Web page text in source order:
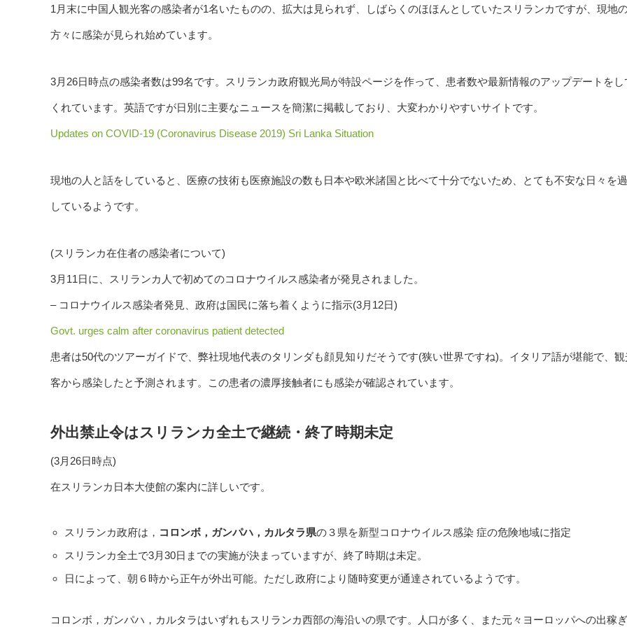
1月末に中国人観光客の感染者が1名いたものの、拡大は見られず、しばらくのほほんとしていたスリランカですが、現地
方々に感染が見られ始めています。
3月26日時点の感染者数は99名です。スリランカ政府観光局が特設ページを作って、患者数や最新情報のアップデートをし
くれています。英語ですが日別に主要なニュースを簡潔に掲載しており、大変わかりやすいサイトです。
Updates on COVID-19 (Coronavirus Disease 2019) Sri Lanka Situation
現地の人と話をしていると、医療の技術も医療施設の数も日本や欧米諸国と比べて十分でないため、とても不安な日々を
しているようです。
(スリランカ在住者の感染者について)
3月11日に、スリランカ人で初めてのコロナウイルス感染者が発見されました。
– コロナウイルス感染者発見、政府は国民に落ち着くように指示(3月12日)
Govt. urges calm after coronavirus patient detected
患者は50代のツアーガイドで、弊社現地代表のタリンダも顔見知りだそうです(狭い世界ですね)。イタリア語が堪能で、観
客から感染したと予測されます。この患者の濃厚接触者にも感染が確認されています。
外出禁止令はスリランカ全土で継続・終了時期未定
(3月26日時点)
在スリランカ日本大使館の案内に詳しいです。
スリランカ政府は， コロンボ，ガンパハ，カルタラ県の３県を新型コロナウイルス感染 症の危険地域に指定
スリランカ全土で3月30日までの実施が決まっていますが、終了時期は未定。
日によって、朝６時から正午が外出可能。ただし政府により随時変更が通達されているようです。
コロンボ，ガンパハ，カルタラはいずれもスリランカ西部の海沿いの県です。人口が多く、また元々ヨーロッパへの出稼